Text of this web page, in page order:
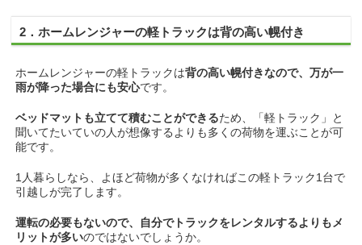
2．ホームレンジャーの軽トラックは背の高い幌付き
ホームレンジャーの軽トラックは背の高い幌付きなので、万が一
雨が降った場合にも安心です。
ベッドマットも立てて積むことができるため、「軽トラック」と
聞いてたいていの人が想像するよりも多くの荷物を運ぶことが可
能です。
1人暮らしなら、よほど荷物が多くなければこの軽トラック1台で
引越しが完了します。
運転の必要もないので、自分でトラックをレンタルするよりもメ
リットが多いのではないでしょうか。